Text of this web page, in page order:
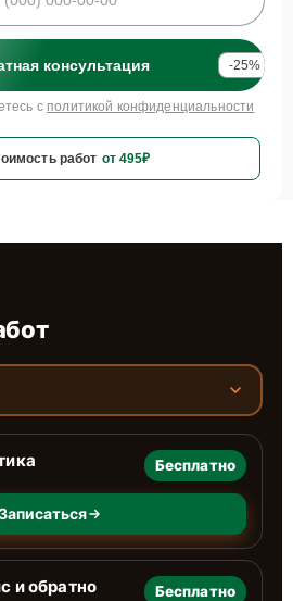
консультация -25%
с политикой конфиденциальности
работ от 495₽
Бесплатно
и обратно Бесплатно